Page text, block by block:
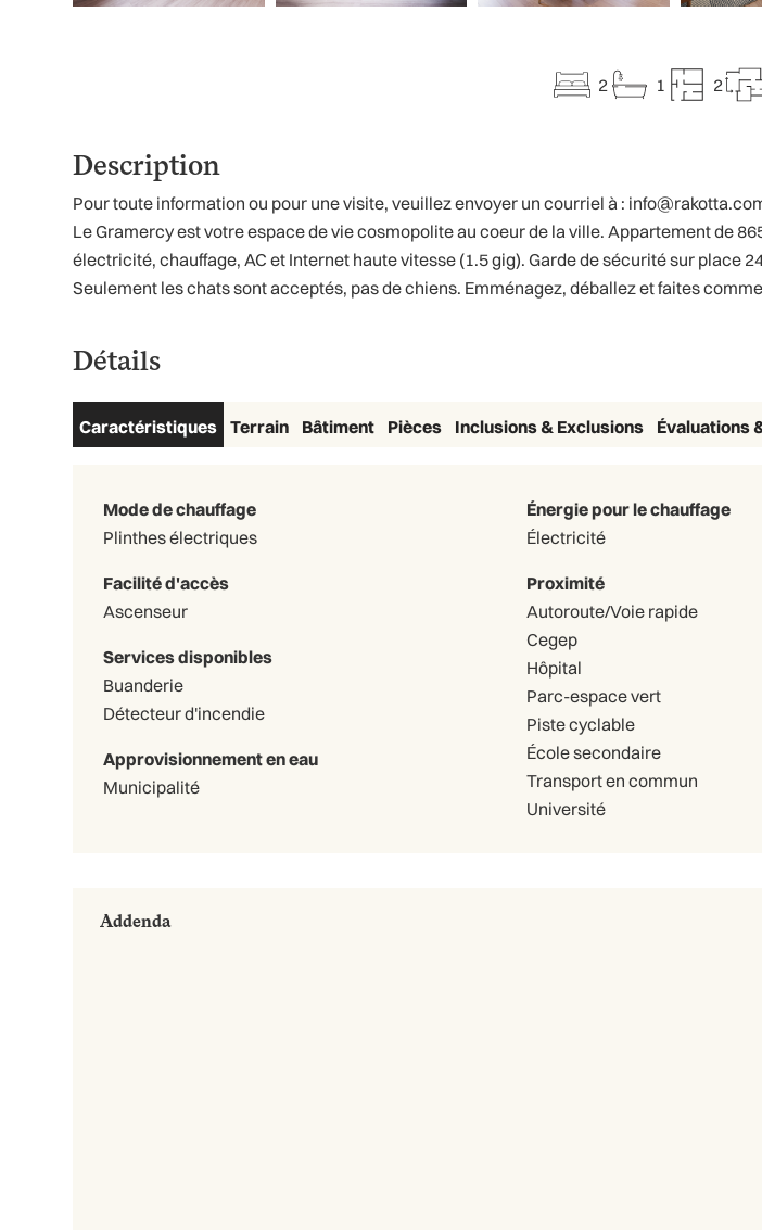
2 1 2
Description
Pour toute information ou pour une visite, veuillez envoyer un courriel à :
Le Gramercy est votre espace de vie cosmopolite au coeur de la ville. Appartement de
électricité, chauffage, AC et Internet haute vitesse (1.5 gig). Garde de sécurité sur place
Seulement les chats sont acceptés, pas de chiens. Emménagez, déballez et faites
Détails
Caractéristiques Terrain Bâtiment Pièces Inclusions & Exclusions Évaluations
Mode de chauffage
Plinthes électriques
Facilité d'accès
Ascenseur
Services disponibles
Buanderie
Détecteur d'incendie
Approvisionnement en eau
Municipalité
Énergie pour le chauffage
Électricité
Proximité
Autoroute/Voie rapide
Cegep
Hôpital
Parc-espace vert
Piste cyclable
École secondaire
Transport en commun
Université
Addenda